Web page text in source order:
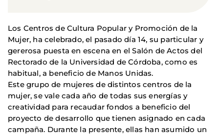
Los Centros de Cultura Popular y Promoción de la
Mujer, ha celebrado, el pasado día 14, su particular y
gererosa puesta en escena en el Salón de Actos del
Rectorado de la Universidad de Córdoba, como es
habitual, a beneficio de Manos Unidas.
Este grupo de mujeres de distintos centros de la
mujer, se vale cada año de todas sus energías y
creatividad para recaudar fondos a beneficio del
proyecto de desarrollo que tienen asignado en cada
campaña. Durante la presente, ellas han asumido un